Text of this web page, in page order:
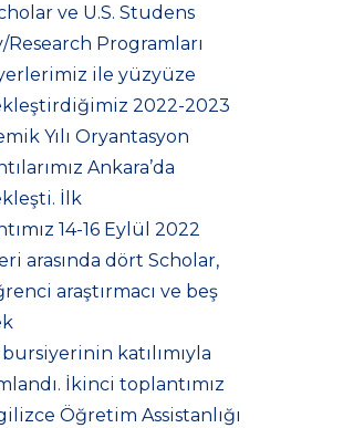
ve U.S. Studens
Research Programları
ile yüzyüze
2022-2023
Yılı Oryantasyon
Ankara’da
İlk
14-16 Eylül 2022
arasında dört Scholar,
araştırmacı ve beş
bursiyerinin katılımıyla
İkinci toplantımız
Öğretim Assistanlığı